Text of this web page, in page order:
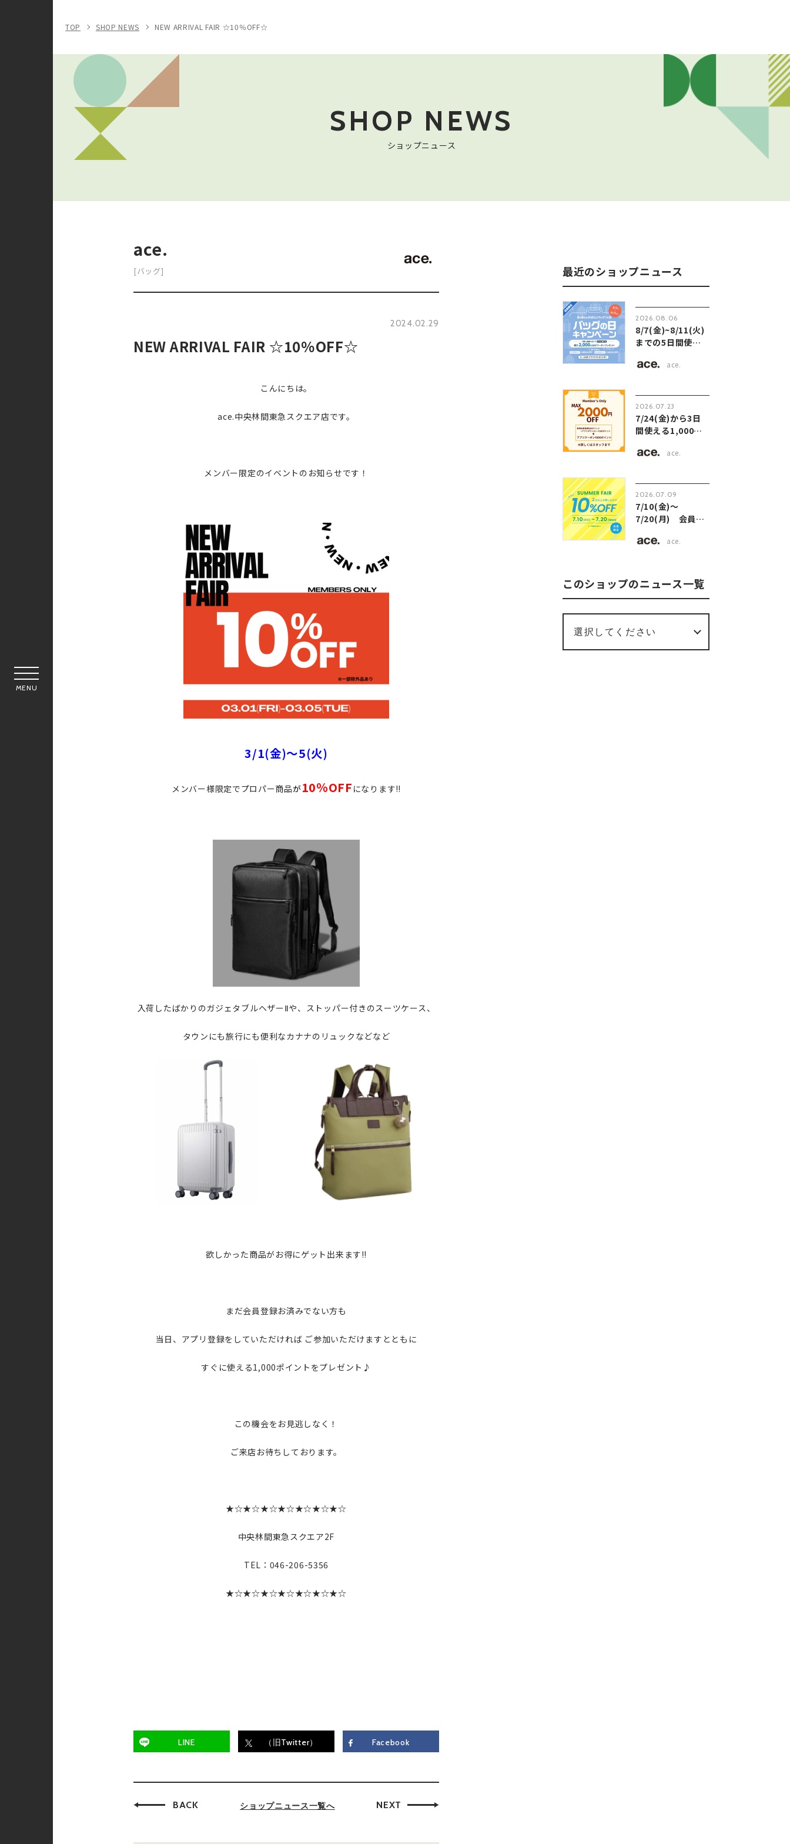
MENU
TOP SHOP NEWS NEW ARRIVAL FAIR ☆10％OFF☆
SHOP NEWS
ショップニュース
ace.
[バッグ]
2024.02.29
NEW ARRIVAL FAIR ☆10％OFF☆
こんにちは。
ace.中央林間東急スクエア店です。
メンバー限定のイベントのお知らせです！
3/1(金)～5(火)
メンバー様限定でプロパー商品が10％OFF になります‼
入荷したばかりのガジェタブルヘザーⅡや、ストッパー付きのスーツケース、
タウンにも旅行にも便利なカナナのリュックなどなど
欲しかった商品がお得にゲット出来ます‼
まだ会員登録お済みでない方も
当日、アプリ登録をしていただければ ご参加いただけますとともに
すぐに使える1,000ポイントをプレゼント♪
この機会をお見逃しなく！
ご来店お待ちしております。
★☆★☆★☆★☆★☆★☆★☆
中央林間東急スクエア2F
TEL：046-206-5356
★☆★☆★☆★☆★☆★☆★☆
LINE （旧Twitter） Facebook
BACK ショップニュース一覧へ NEXT
最近のショップニュース
2026.08.06
8/7(金)~8/11(火)
までの5日間使え
OFFクーポン配
ace.
2026.07.23
7/24(金)から3日
間使える1,000円
信！
ace.
2026.07.09
7/10(金)～
7/20(月) 会員様
2BUY10%OFF！
ace.
このショップのニュース一覧